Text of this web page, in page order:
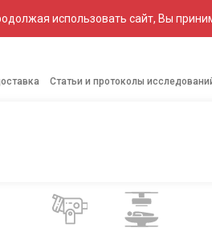
использовать сайт, Вы
Статьи и протоколы